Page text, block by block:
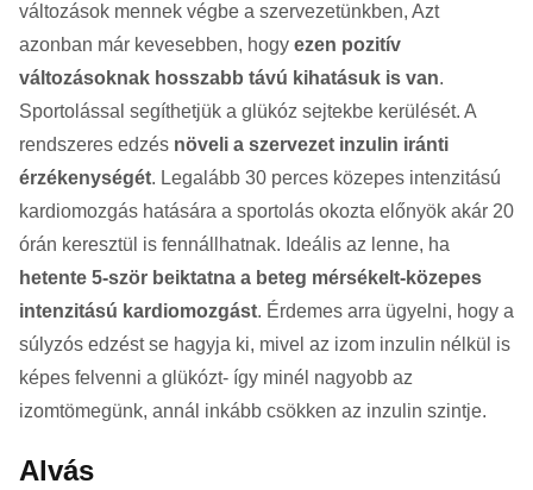
változások mennek végbe a szervezetünkben, Azt
azonban már kevesebben, hogy ezen pozitív
változásoknak hosszabb távú kihatásuk is van.
Sportolással segíthetjük a glükóz sejtekbe kerülését. A
rendszeres edzés növeli a szervezet inzulin iránti
érzékenységét. Legalább 30 perces közepes intenzitású
kardiomozgás hatására a sportolás okozta előnyök akár 20
órán keresztül is fennállhatnak. Ideális az lenne, ha
hetente 5-ször beiktatna a beteg mérsékelt-közepes
intenzitású kardiomozgást. Érdemes arra ügyelni, hogy a
súlyzós edzést se hagyja ki, mivel az izom inzulin nélkül is
képes felvenni a glükózt- így minél nagyobb az
izomtömegünk, annál inkább csökken az inzulin szintje.
Alvás